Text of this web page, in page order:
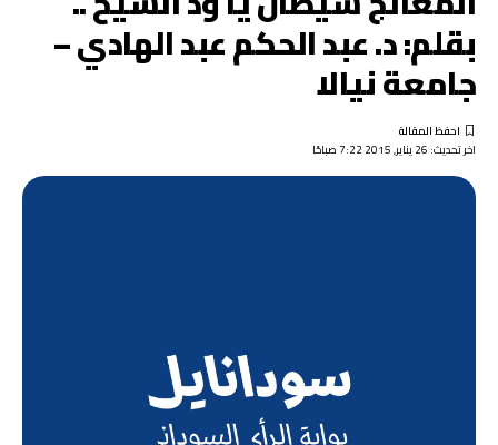
بقلم: د. عبد الحكم عبد الهادي –
جامعة نيالا
اخر تحديث: 26 يناير, 2015 7:22 صباحًا